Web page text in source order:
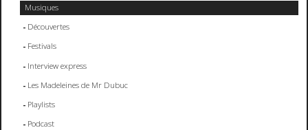
Musiques
Découvertes
Festivals
Interview express
Les Madeleines de Mr Dubuc
Playlists
Podcast